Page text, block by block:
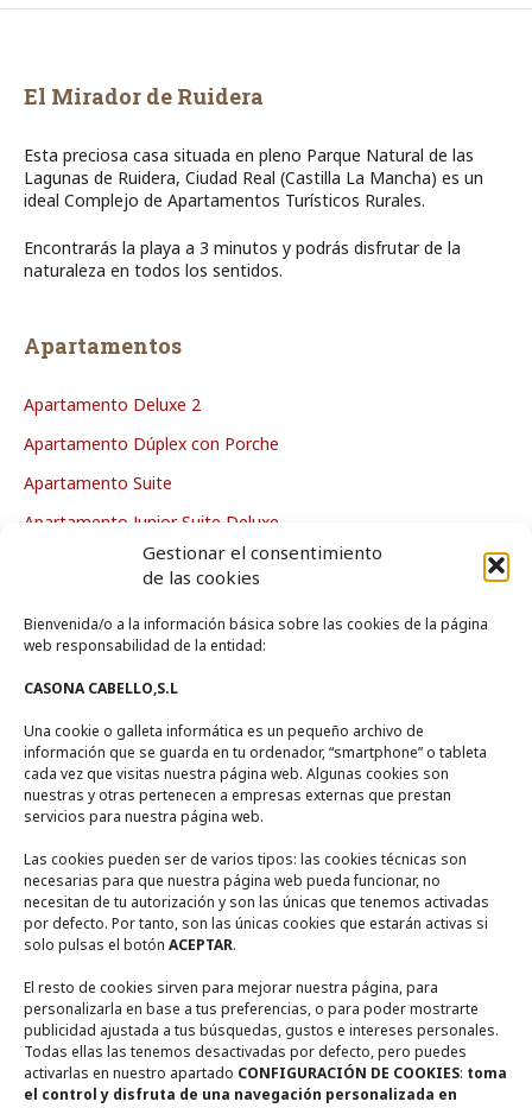
Gestionar el consentimiento
de las cookies
Bienvenida/o a la información básica sobre las cookies de la página
web responsabilidad de la entidad:
CASONA CABELLO,S.L
Una cookie o galleta informática es un pequeño archivo de
información que se guarda en tu ordenador, “smartphone” o tableta
cada vez que visitas nuestra página web. Algunas cookies son
nuestras y otras pertenecen a empresas externas que prestan
servicios para nuestra página web.
Las cookies pueden ser de varios tipos: las cookies técnicas son
necesarias para que nuestra página web pueda funcionar, no
necesitan de tu autorización y son las únicas que tenemos activadas
por defecto. Por tanto, son las únicas cookies que estarán activas si
solo pulsas el botón ACEPTAR.
El resto de cookies sirven para mejorar nuestra página, para
personalizarla en base a tus preferencias, o para poder mostrarte
publicidad ajustada a tus búsquedas, gustos e intereses personales.
Todas ellas las tenemos desactivadas por defecto, pero puedes
activarlas en nuestro apartado CONFIGURACIÓN DE COOKIES: toma
el control y disfruta de una navegación personalizada en
El Mirador de Ruidera
Esta preciosa casa situada en pleno Parque Natural de las
Lagunas de Ruidera, Ciudad Real (Castilla La Mancha) es un
ideal Complejo de Apartamentos Turísticos Rurales.
Encontrarás la playa a 3 minutos y podrás disfrutar de la
naturaleza en todos los sentidos.
Apartamentos
Apartamento Deluxe 2
Apartamento Dúplex con Porche
Apartamento Suite
Apartamento Junior Suite Deluxe
Apartamento Deluxe
La Casa
Zona de Piscina
Zonas Comunes
Entorno
Contacto
Calle Encina Nº 10, (13249) Ruidera, Ciudad Real
+ 34 655948356
casaruralmiradorderuidera@gmail.com